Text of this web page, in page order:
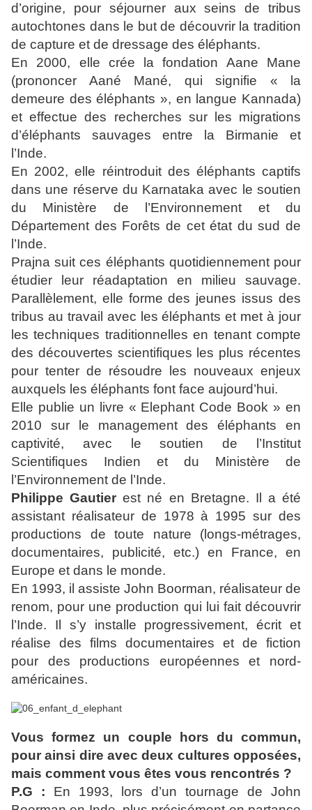
d’origine, pour séjourner aux seins de tribus
autochtones dans le but de découvrir la tradition
de capture et de dressage des éléphants.
En 2000, elle crée la fondation Aane Mane
(prononcer Aané Mané, qui signifie « la
demeure des éléphants », en langue Kannada)
et effectue des recherches sur les migrations
d’éléphants sauvages entre la Birmanie et
l’Inde.
En 2002, elle réintroduit des éléphants captifs
dans une réserve du Karnataka avec le soutien
du Ministère de l’Environnement et du
Département des Forêts de cet état du sud de
l’Inde.
Prajna suit ces éléphants quotidiennement pour
étudier leur réadaptation en milieu sauvage.
Parallèlement, elle forme des jeunes issus des
tribus au travail avec les éléphants et met à jour
les techniques traditionnelles en tenant compte
des découvertes scientifiques les plus récentes
pour tenter de résoudre les nouveaux enjeux
auxquels les éléphants font face aujourd’hui.
Elle publie un livre « Elephant Code Book » en
2010 sur le management des éléphants en
captivité, avec le soutien de l’Institut
Scientifiques Indien et du Ministère de
l’Environnement de l’Inde.
Philippe Gautier est né en Bretagne. Il a été
assistant réalisateur de 1978 à 1995 sur des
productions de toute nature (longs-métrages,
documentaires, publicité, etc.) en France, en
Europe et dans le monde.
En 1993, il assiste John Boorman, réalisateur de
renom, pour une production qui lui fait découvrir
l’Inde. Il s’y installe progressivement, écrit et
réalise des films documentaires et de fiction
pour des productions européennes et nord-
américaines.
Vous formez un couple hors du commun,
pour ainsi dire avec deux cultures opposées,
mais comment vous êtes vous rencontrés ?
P.G : En 1993, lors d’un tournage de John